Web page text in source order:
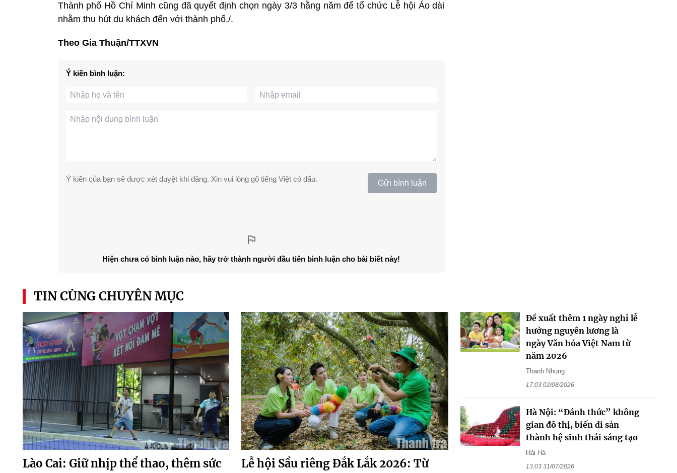
Thành phố Hồ Chí Minh cũng đã quyết định chọn ngày 3/3 hằng năm để tổ chức Lễ hội Áo dài
nhằm thu hút du khách đến với thành phố./.
Theo Gia Thuận/TTXVN
Ý kiến bình luận:
Ý kiến của bạn sẽ được xét duyệt khi đăng. Xin vui lòng gõ tiếng Việt có dấu. Gửi bình luận
Hiện chưa có bình luận nào, hãy trở thành người đầu tiên bình luận cho bài biết này!
TIN CÙNG CHUYÊN MỤC
Lào Cai: Giữ nhịp thể thao, thêm sức
Lễ hội Sầu riêng Đắk Lắk 2026: Từ
Đề xuất thêm 1 ngày nghỉ lễ
hưởng nguyên lương là
ngày Văn hóa Việt Nam từ
năm 2026
Thanh Nhung
17:03 02/08/2026
Hà Nội: “Đánh thức” không
gian đô thị, biến di sản
thành hệ sinh thái sáng tạo
Hải Hà
13:03 31/07/2026